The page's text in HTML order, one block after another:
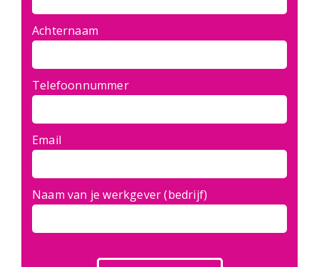
Achternaam
Telefoonnummer
Email
Naam van je werkgever (bedrijf)